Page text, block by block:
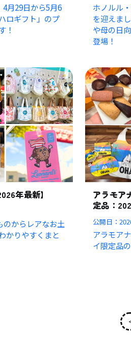
4月29日から5月6
ロギフト」のプ
！
ホノルル
を迎えま
や母の日
登場！
年最新】
のからレアなお土
かりやすくまと
アラモア
定品：
公開日：
アラモア
イ限定品